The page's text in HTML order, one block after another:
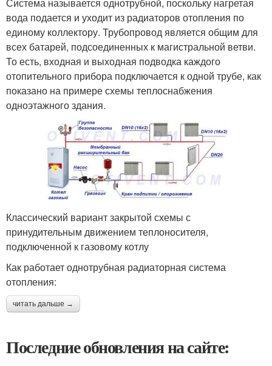
вода подается и уходит из радиаторов отопления по
единому коллектору. Трубопровод является общим для
всех батарей, подсоединенных к магистральной ветви.
То есть, входная и выходная подводка каждого
отопительного прибора подключается к одной трубе, как
показано на примере схемы теплоснабжения
одноэтажного здания.
Классический вариант закрытой схемы с
принудительным движением теплоносителя,
подключенной к газовому котлу
Как работает однотрубная радиаторная система
отопления:
читать дальше →
Последние обновления на сайте: